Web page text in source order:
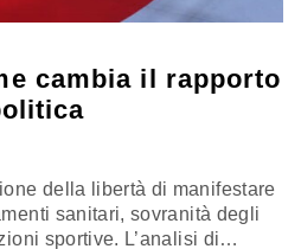
cambia il rapporto
della libertà di manifestare
sanitari, sovranità degli
sportive. L’analisi di